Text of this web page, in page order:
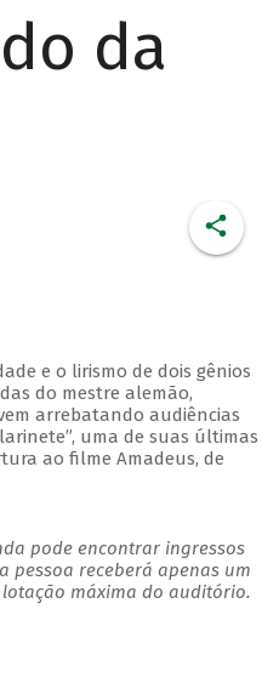
da
e o lirismo de dois gênios
do mestre alemão,
arrebatando audiências
uma de suas últimas
ao filme Amadeus, de
pode encontrar ingressos
pessoa receberá apenas um
máxima do auditório.